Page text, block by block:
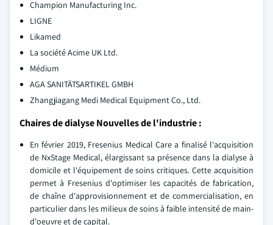
Champion Manufacturing Inc.
LIGNE
Likamed
La société Acime UK Ltd.
Médium
AGA SANITÄTSARTIKEL GMBH
Zhangjiagang Medi Medical Equipment Co., Ltd.
Chaires de dialyse Nouvelles de l'industrie :
En février 2019, Fresenius Medical Care a finalisé l'acquisition
de NxStage Medical, élargissant sa présence dans la dialyse à
domicile et l'équipement de soins critiques. Cette acquisition
permet à Fresenius d'optimiser les capacités de fabrication,
de chaîne d'approvisionnement et de commercialisation, en
particulier dans les milieux de soins à faible intensité de main-
d'oeuvre et de capital.